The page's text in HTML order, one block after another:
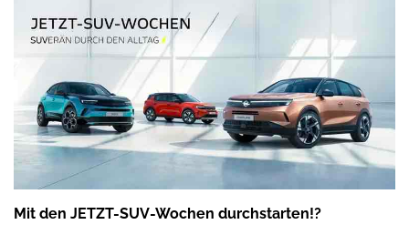
Mit den JETZT-SUV-Wochen durchstarten!?